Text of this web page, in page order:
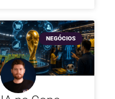
NEGÓCIOS